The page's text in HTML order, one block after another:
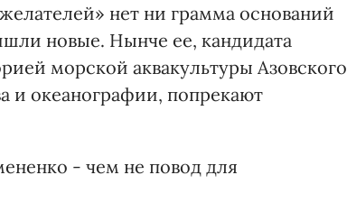
нет ни грамма оснований
новые. Нынче ее, кандидата
морской аквакультуры Азовского
океанографии, попрекают
- чем не повод для